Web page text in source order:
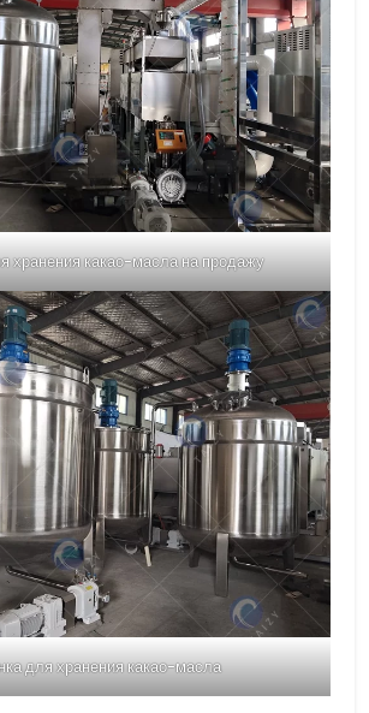
хранения какао-масла на продажу
для хранения какао-масла